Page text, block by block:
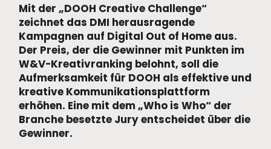
Mit der „DOOH Creative Challenge“
zeichnet das DMI herausragende
Kampagnen auf Digital Out of Home aus.
Der Preis, der die Gewinner mit Punkten im
W&V-Kreativranking belohnt, soll die
Aufmerksamkeit für DOOH als effektive und
kreative Kommunikationsplattform
erhöhen. Eine mit dem „Who is Who“ der
Branche besetzte Jury entscheidet über die
Gewinner.